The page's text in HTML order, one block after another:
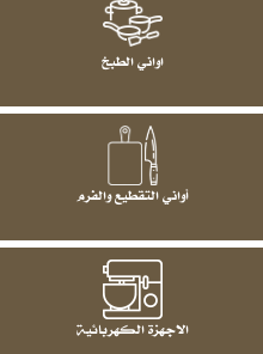
اواني الطبخ
أواني التقطيع والفرم
الاجهزة الكهربائية